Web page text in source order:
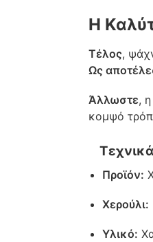
Η
Τέλος,
Ως
Άλλωστε,
κομψό
Προϊόν:
Χερούλι:
Υλικό: